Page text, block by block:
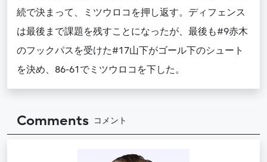
続で決まって、ミツウロコを押し返す。ディフェンス
は最後まで課題を残すことになったが、最後も#9赤木
のフックパスを受けた#17山下がゴール下のシュート
を決め、86-61でミツウロコを下した。
Comments コメント